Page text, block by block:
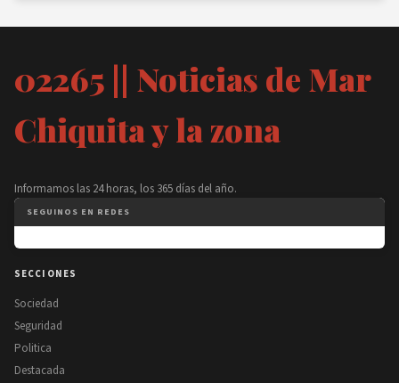
02265 || Noticias de Mar
Chiquita y la zona
Informamos las 24 horas, los 365 días del año.
SEGUINOS EN REDES
SECCIONES
Sociedad
Seguridad
Politica
Destacada